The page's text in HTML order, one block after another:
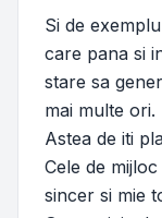
Si de
care pana si
stare sa
mai multe ori.
Astea de iti
Cele de
sincer si mie